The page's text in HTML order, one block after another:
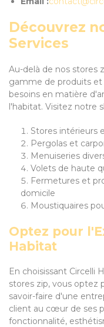
Découvrez
Services
Au-delà de nos stores
gamme de produits et
besoins en matière
l'habitat. Visitez notre
Stores intérieurs
Pergolas et
Menuiseries
Volets de haute
Fermetures et
domicile
Moustiquaires
Optez pour
Habitat
En choisissant Circelli
stores zip, vous optez
savoir-faire d'une
client au cœur de ses
fonctionnalité,